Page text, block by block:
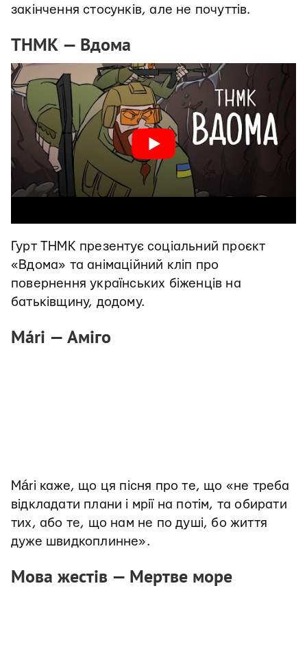
закінчення стосунків, але не почуттів.
ТНМК — Вдома
Гурт ТНМК презентує соціальний проєкт
«Вдома» та анімаційний кліп про
повернення українських біженців на
батьківщину, додому.
Mári — Аміго
Mári каже, що ця пісня про те, що «не треба
відкладати плани і мрії на потім, та обирати
тих, або те, що нам не по душі, бо життя
дуже швидкоплинне».
Мова жестів — Мертве море